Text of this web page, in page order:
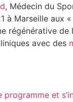
, Médecin du
à Marseille aux
régénérative de
avec des
et